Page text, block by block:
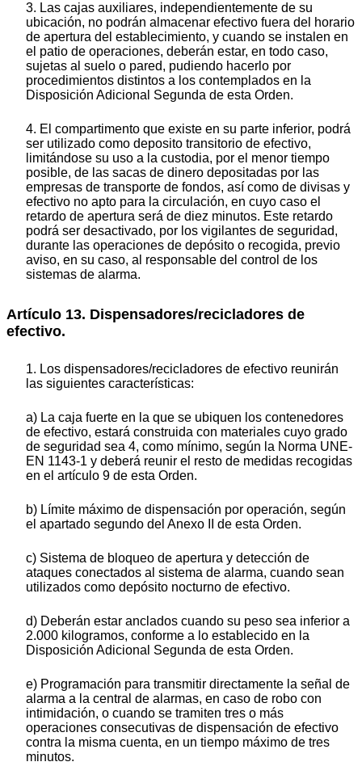
3. Las cajas auxiliares, independientemente de su
ubicación, no podrán almacenar efectivo fuera del horario
de apertura del establecimiento, y cuando se instalen en
el patio de operaciones, deberán estar, en todo caso,
sujetas al suelo o pared, pudiendo hacerlo por
procedimientos distintos a los contemplados en la
Disposición Adicional Segunda de esta Orden.
4. El compartimento que existe en su parte inferior, podrá
ser utilizado como deposito transitorio de efectivo,
limitándose su uso a la custodia, por el menor tiempo
posible, de las sacas de dinero depositadas por las
empresas de transporte de fondos, así como de divisas y
efectivo no apto para la circulación, en cuyo caso el
retardo de apertura será de diez minutos. Este retardo
podrá ser desactivado, por los vigilantes de seguridad,
durante las operaciones de depósito o recogida, previo
aviso, en su caso, al responsable del control de los
sistemas de alarma.
Artículo 13. Dispensadores/recicladores de
efectivo.
1. Los dispensadores/recicladores de efectivo reunirán
las siguientes características:
a) La caja fuerte en la que se ubiquen los contenedores
de efectivo, estará construida con materiales cuyo grado
de seguridad sea 4, como mínimo, según la Norma UNE-
EN 1143-1 y deberá reunir el resto de medidas recogidas
en el artículo 9 de esta Orden.
b) Límite máximo de dispensación por operación, según
el apartado segundo del Anexo II de esta Orden.
c) Sistema de bloqueo de apertura y detección de
ataques conectados al sistema de alarma, cuando sean
utilizados como depósito nocturno de efectivo.
d) Deberán estar anclados cuando su peso sea inferior a
2.000 kilogramos, conforme a lo establecido en la
Disposición Adicional Segunda de esta Orden.
e) Programación para transmitir directamente la señal de
alarma a la central de alarmas, en caso de robo con
intimidación, o cuando se tramiten tres o más
operaciones consecutivas de dispensación de efectivo
contra la misma cuenta, en un tiempo máximo de tres
minutos.